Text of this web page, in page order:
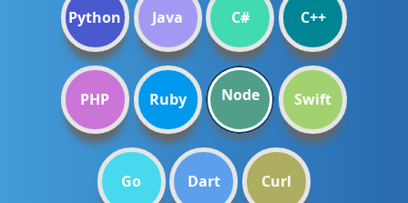
Python Java C# C++
PHP Ruby Node Swift
Go Dart Curl